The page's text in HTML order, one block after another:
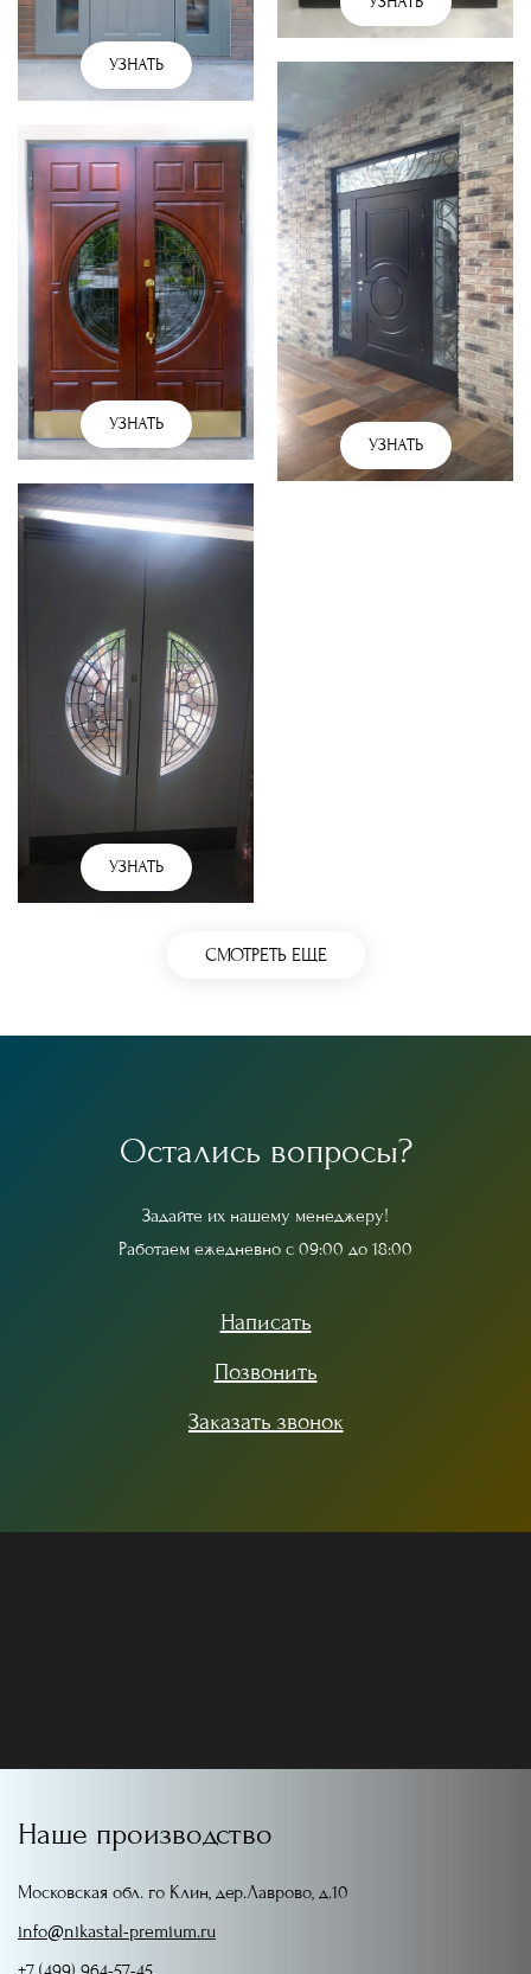
УЗНАТЬ
УЗНАТЬ
УЗНАТЬ
УЗНАТЬ
СМОТРЕТЬ ЕЩЕ
Остались вопросы?
Задайте их нашему менеджеру!
Работаем ежедневно с 09:00 до 18:00
Написать
Позвонить
Заказать звонок
Наше производство
Московская обл. го Клин, дер.Лаврово, д.10
info@nikastal-premium.ru